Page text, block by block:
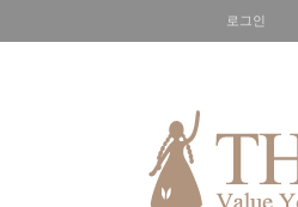
로그인